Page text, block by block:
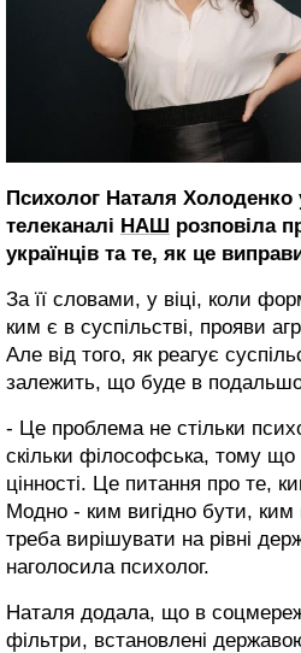
Психолог Наталя Холоденко
телеканалі НАШ розповіла
українців та те, як це
За її словами, у віці, коли
ким є в суспільстві, прояви
Але від того, як реагує
залежить, що буде в
- Це проблема не стільки
скільки філософська, тому
цінності. Це питання про те,
Модно - ким вигідно бути,
треба вирішувати на рівні
наголосила психолог.
Наталя додала, що в
фільтри, встановлені